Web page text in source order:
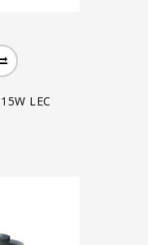
LEC